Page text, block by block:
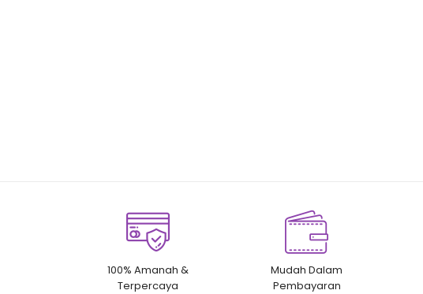
100% Amanah &
Terpercaya
Mudah Dalam
Pembayaran